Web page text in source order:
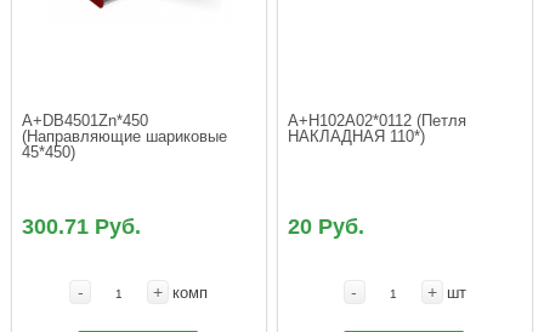
A+DB4501Zn*450
(Направляющие шариковые
300.71 Руб.
- + комп
A+H102A02*0112 (Петля
НАКЛАДНАЯ 110*)
20 Руб.
- + шт